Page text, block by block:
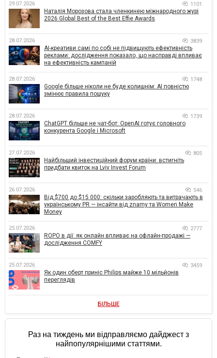
29.07.2026 1101
Наталія Морозова стала членкинею міжнародного журі
2026 Global Best of the Best Effie Awards
28.07.2026 3839
AI-креативи самі по собі не підвищують ефективність
реклами: дослідження показало, що насправді впливає
на ефективність кампаній
28.07.2026 1748
Google більше ніколи не буде колишнім: AI повністю
змінює правила пошуку
28.07.2026 1739
ChatGPT більше не чат-бот: OpenAI готує головного
конкурента Google і Microsoft
27.07.2026 805
Найбільший інвестиційний форум країни: встигніть
придбати квиток на Lviv Invest Forum
26.07.2026 546
Від $700 до $15 000: скільки заробляють та витрачають в
українському PR — інсайти від znamy та Women Make
Money
25.07.2026 2777
ROPO в дії: як онлайн впливає на офлайн-продажі —
дослідження COMFY
25.07.2026 3459
Як один оберт приніс Philips майже 10 мільйонів
переглядів
БІЛЬШЕ
Раз на тиждень ми відправляємо дайджест з
найпопулярнішими статтями.